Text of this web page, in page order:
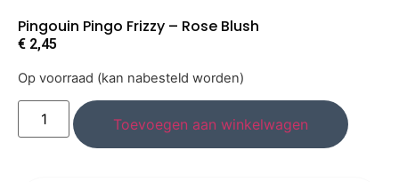
Pingouin Pingo Frizzy – Rose Blush
€ 2,45
Op voorraad (kan nabesteld worden)
Toevoegen aan winkelwagen